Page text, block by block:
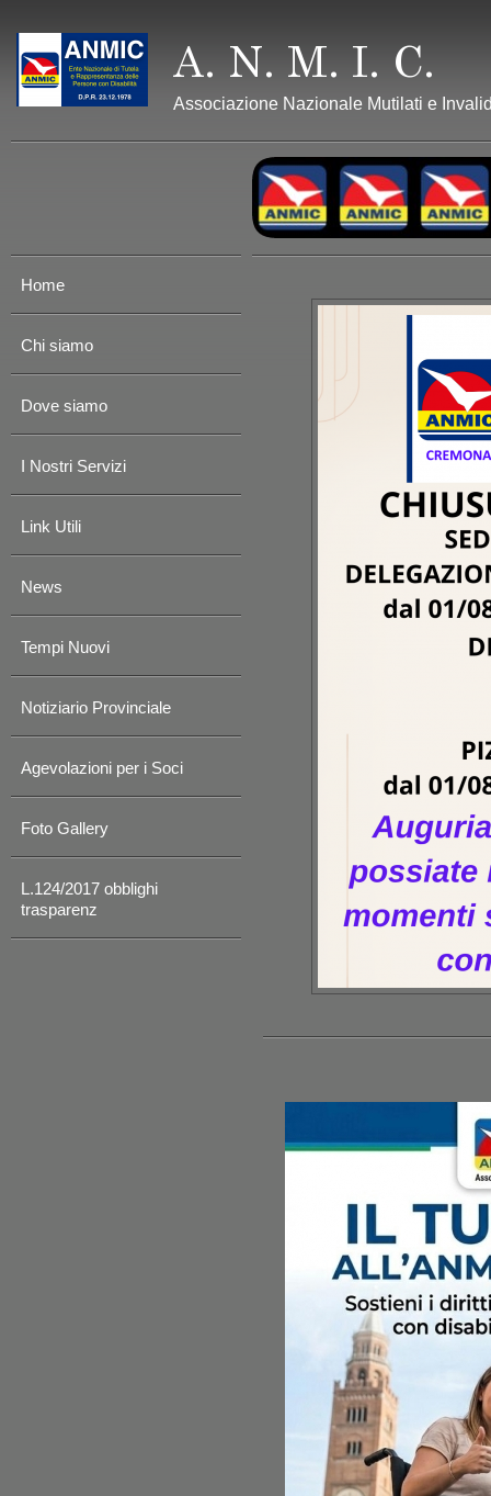
Associazione Nazionale Mutilati e
Home
Chi siamo
Dove siamo
I Nostri Servizi
Link Utili
News
Tempi Nuovi
Notiziario Provinciale
Agevolazioni per i Soci
Foto Gallery
L.124/2017 obblighi
trasparenz